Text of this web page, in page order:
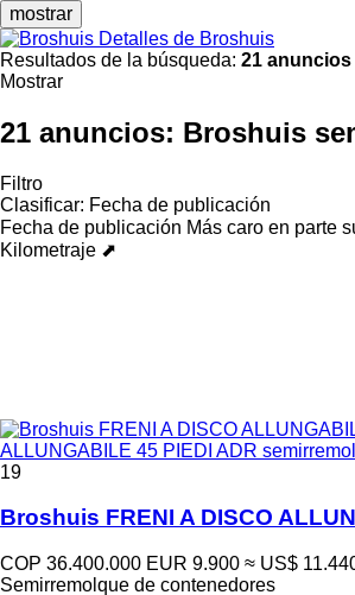
mostrar
Detalles de Broshuis
Resultados de la búsqueda: 21 anuncios
Mostrar
21 anuncios: Broshuis
Filtro
Clasificar: Fecha de publicación
Fecha de publicación Más caro en parte
Kilometraje ⬈
ALLUNGABILE 45 PIEDI ADR
19
Broshuis FRENI A DISCO
COP 36.400.000 EUR 9.900 ≈ US$
Semirremolque de contenedores